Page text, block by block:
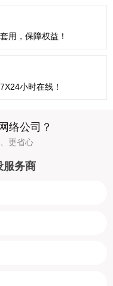
用，保障权益！
小时在线！
络公司？
更省心
服务商